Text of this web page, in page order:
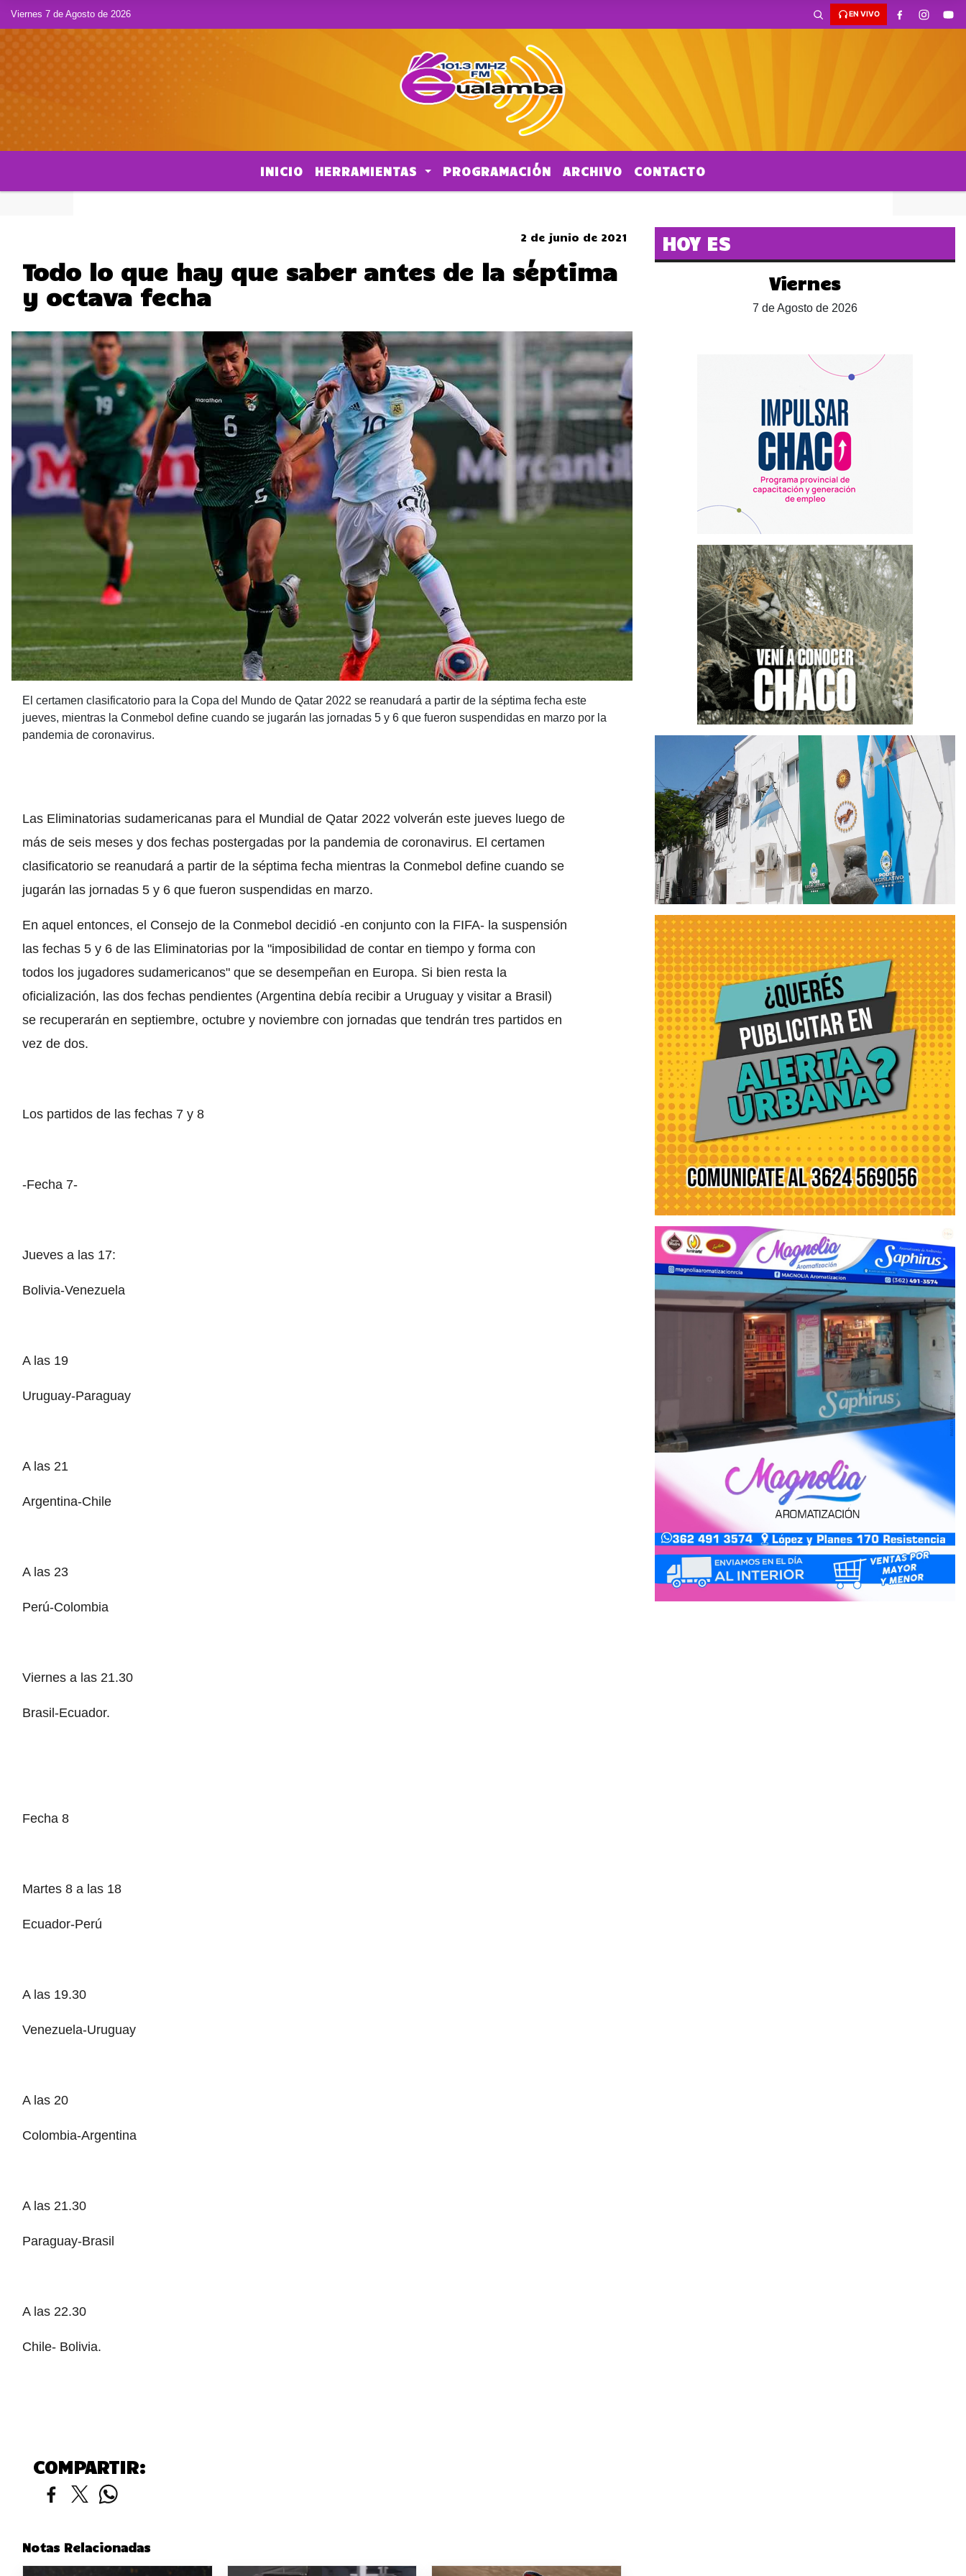
Viernes 7 de Agosto de 2026 EN VIVO
INICIO HERRAMIENTAS PROGRAMACIÓN ARCHIVO CONTACTO
2 de junio de 2021
Todo lo que hay que saber antes de la séptima
y octava fecha
El certamen clasificatorio para la Copa del Mundo de Qatar 2022 se reanudará a partir de la séptima fecha este
jueves, mientras la Conmebol define cuando se jugarán las jornadas 5 y 6 que fueron suspendidas en marzo por la
pandemia de coronavirus.
Las Eliminatorias sudamericanas para el Mundial de Qatar 2022 volverán este jueves luego de
más de seis meses y dos fechas postergadas por la pandemia de coronavirus. El certamen
clasificatorio se reanudará a partir de la séptima fecha mientras la Conmebol define cuando se
jugarán las jornadas 5 y 6 que fueron suspendidas en marzo.
En aquel entonces, el Consejo de la Conmebol decidió -en conjunto con la FIFA- la suspensión
las fechas 5 y 6 de las Eliminatorias por la "imposibilidad de contar en tiempo y forma con
todos los jugadores sudamericanos" que se desempeñan en Europa. Si bien resta la
oficialización, las dos fechas pendientes (Argentina debía recibir a Uruguay y visitar a Brasil)
se recuperarán en septiembre, octubre y noviembre con jornadas que tendrán tres partidos en
vez de dos.
Los partidos de las fechas 7 y 8
-Fecha 7-
Jueves a las 17:
Bolivia-Venezuela
A las 19
Uruguay-Paraguay
A las 21
Argentina-Chile
A las 23
Perú-Colombia
Viernes a las 21.30
Brasil-Ecuador.
Fecha 8
Martes 8 a las 18
Ecuador-Perú
A las 19.30
Venezuela-Uruguay
A las 20
Colombia-Argentina
A las 21.30
Paraguay-Brasil
A las 22.30
Chile- Bolivia.
COMPARTIR:
Notas Relacionadas
HOY ES
Viernes
7 de Agosto de 2026